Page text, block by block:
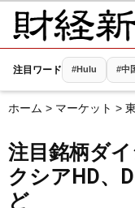
注目ワード #Hulu #中
ホーム > マーケット >
注目銘柄ダ
クシアHD、
ど